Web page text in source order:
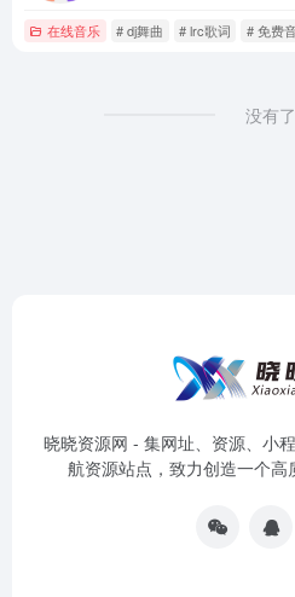
在线音乐 # dj舞曲 # lrc歌词 # 免费
没有了
晓晓资源网 - 集网址、资源、小
航资源站点，致力创造一个